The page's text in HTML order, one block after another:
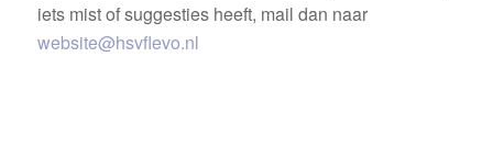
iets mist of suggesties heeft, mail dan naar
website@hsvflevo.nl